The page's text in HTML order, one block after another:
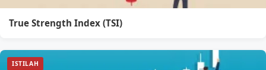
True Strength Index (TSI)
ISTILAH